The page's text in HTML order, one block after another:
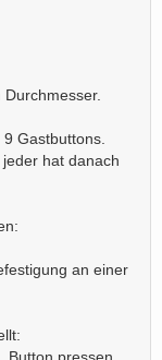
Gastbuttons.
hat danach
an einer